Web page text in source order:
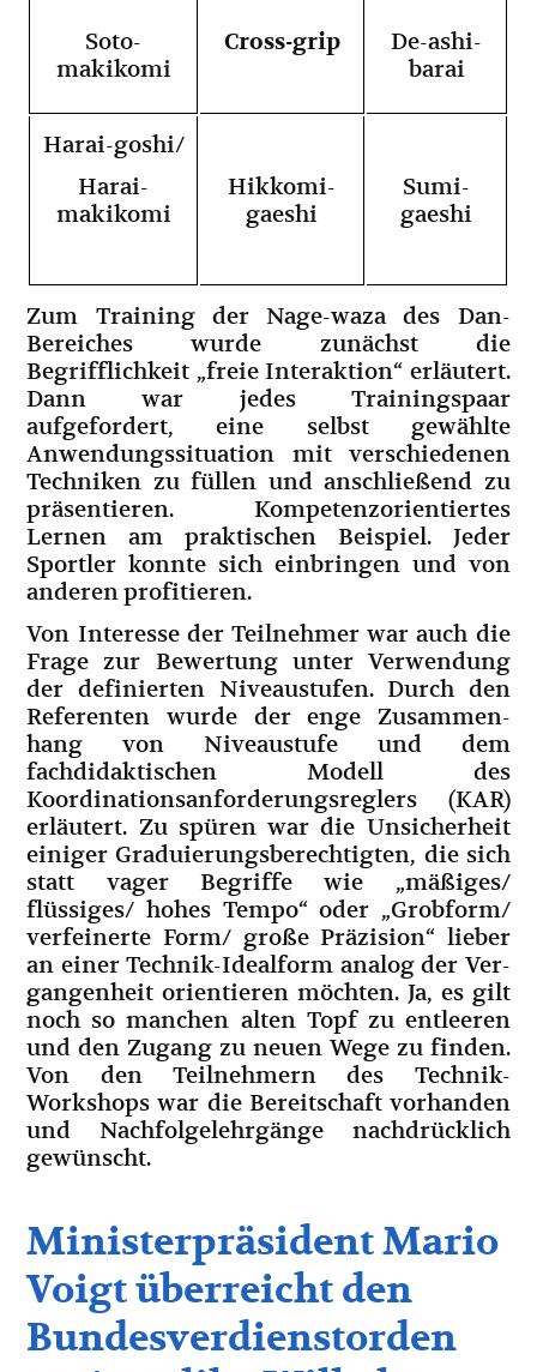
Soto-
makikomi
Cross-grip
De-ashi-
barai
Harai-goshi/
Harai-
makikomi
Hikkomi-
gaeshi
Sumi-
gaeshi
Zum Training der Nage-waza des Dan-
Bereiches wurde zunächst die
Begrifflichkeit „freie Interaktion“ erläutert.
Dann war jedes Trainingspaar
aufgefordert, eine selbst gewählte
Anwendungssituation mit verschiedenen
Techniken zu füllen und an­schließend zu
präsentieren. Kompetenzorientiertes
Lernen am praktischen Beispiel. Jeder
Sportler konnte sich einbringen und von
anderen profitieren.
Von Interesse der Teilnehmer war auch die
Frage zur Bewertung unter Verwendung
der definierten Niveaustufen. Durch den
Referenten wurde der enge Zusammen­
hang von Niveaustufe und dem
fachdidaktischen Modell des
Koordinations­anforderungs­reglers (KAR)
erläutert. Zu spüren war die Unsicherheit
einiger Graduierungs­berechtigten, die sich
statt vager Begriffe wie „mäßiges/
flüssiges/ hohes Tempo“ oder „Grobform/
verfeinerte Form/ große Präzision“ lieber
an einer Technik-Idealform analog der Ver­
gangenheit orientieren möchten. Ja, es gilt
noch so manchen alten Topf zu entleeren
und den Zugang zu neuen Wege zu finden.
Von den Teilnehmern des Technik-
Workshops war die Bereitschaft vorhanden
und Nachfolgelehrgänge nachdrücklich
gewünscht.
Ministerpräsident Mario
Voigt überreicht den
Bundesverdienstorden